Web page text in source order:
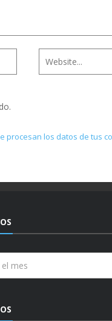
procesan los datos de tus